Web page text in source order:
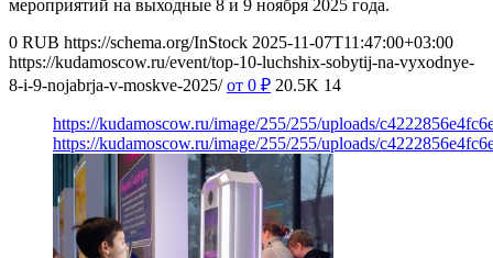
мероприятий на выходные 8 и 9 ноября 2025 года.
0 RUB https://schema.org/InStock 2025-11-07T11:47:00+03:00
https://kudamoscow.ru/event/top-10-luchshix-sobytij-na-vyxodnye-
8-i-9-nojabrja-v-moskve-2025/ от 0 ₽ 20.5K 14
https://kudamoscow.ru/image/255/255/uploads/
https://kudamoscow.ru/image/255/255/uploads/